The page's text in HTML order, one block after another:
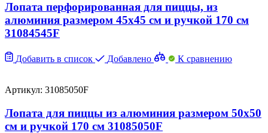
Лопата перфорированная для пиццы, из
алюминия размером 45х45 см и ручкой 170 см
31084545F
Добавить в список Добавлено К сравнению
Артикул: 31085050F
Лопата для пиццы из алюминия размером 50х50
см и ручкой 170 см 31085050F